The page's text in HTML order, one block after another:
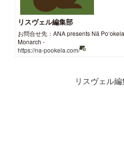
リスヴェル編集部
お問合せ先：ANA presents Nā
Monarch -
https://na-pookela.com/
リスヴェル